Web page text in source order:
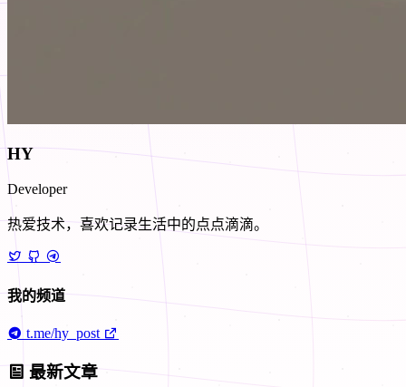
HY
Developer
热爱技术，喜欢记录生活中的点点滴滴。
我的频道
t.me/hy_post
最新文章